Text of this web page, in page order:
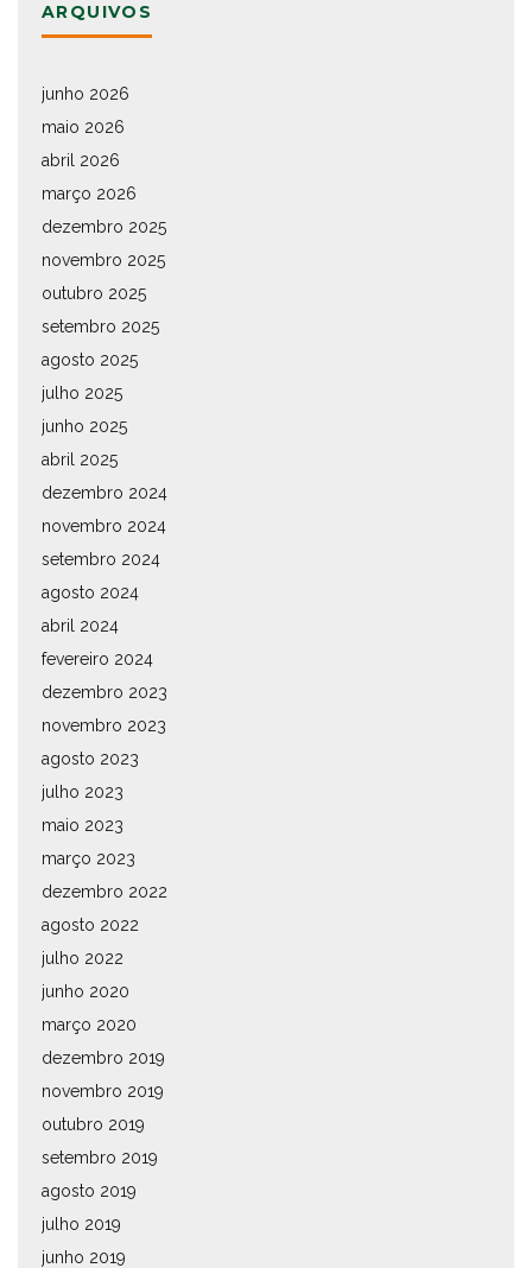
ARQUIVOS
junho 2026
maio 2026
abril 2026
março 2026
dezembro 2025
novembro 2025
outubro 2025
setembro 2025
agosto 2025
julho 2025
junho 2025
abril 2025
dezembro 2024
novembro 2024
setembro 2024
agosto 2024
abril 2024
fevereiro 2024
dezembro 2023
novembro 2023
agosto 2023
julho 2023
maio 2023
março 2023
dezembro 2022
agosto 2022
julho 2022
junho 2020
março 2020
dezembro 2019
novembro 2019
outubro 2019
setembro 2019
agosto 2019
julho 2019
junho 2019